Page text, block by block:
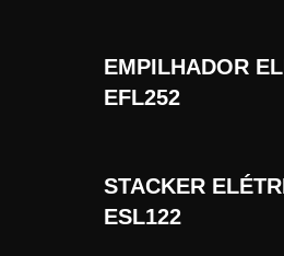
EMPILHADOR
EFL252
STACKER
ESL122